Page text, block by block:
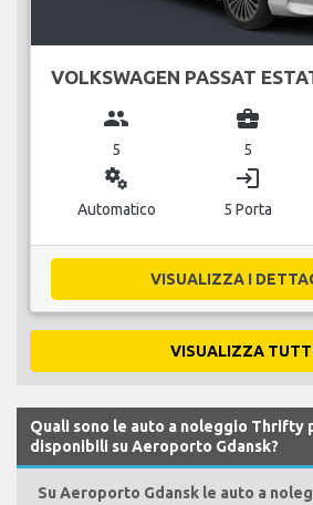
VOLKSWAGEN PASSAT
group
5
business_center
5
miscellaneous_services
Automatico
login
5 Porta
VISUALIZZA I
VISUALIZZA
Quali sono le auto a noleggio Thrifty
disponibili su Aeroporto Gdansk?
Su Aeroporto Gdansk le auto a